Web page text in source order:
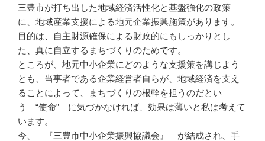
三豊市が打ち出した地域経済活性化と基盤強化の政策
に、地域産業支援による地元企業振興施策があります。
目的は、自主財源確保による財政的にもしっかりとし
た、真に自立するまちづくりのためです。
ところが、地元中小企業にどのような支援策を講じよう
とも、当事者である企業経営者自らが、地域経済を支え
ることによって、まちづくりの根幹を担うのだとい
う “使命” に気づかなければ、効果は薄いと私は考えて
います。
今、 『三豊市中小企業振興協議会』 が結成され、手